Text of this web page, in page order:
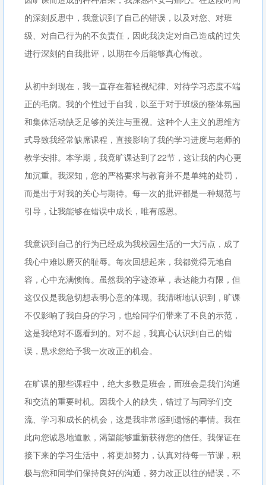
的深刻反思中，我意识到了自己的错误，以及对您、对班
级、对自己行为的不负责任，因此我决定对自己造成的过失
进行深刻的自我批评，以期在今后能够真心悔改。
从初中到现在，我一直存在着轻视纪律、对待学习态度不端
正的毛病。我的个性过于自我，以至于对于班级的整体氛围
和集体活动缺乏足够的关注与重视。这种个人主义的思维方
式导致我经常缺席课程，直接影响了我的学习进度与老师的
教学安排。本学期，我竟旷课达到了22节，这让我的内心更
加沉重。我深知，您的严格要求与教育并不是单纯的处罚，
而是出于对我的关心与期待。每一次的批评都是一种规范与
引导，让我能够在错误中成长，唯有感恩。
我意识到自己的行为已经成为我校园生活的一大污点，成了
我心中难以磨灭的耻辱。每次回想起来，我都觉得无地自
容，心中充满懊悔。虽然我的字迹潦草，表达能力有限，但
这仅仅是我急切想表明心意的体现。我清晰地认识到，旷课
不仅影响了我自身的学习，也给同学们带来了不良的示范，
这是我绝对不愿看到的。对不起，我真心认识到自己的错
误，恳求您给予我一次改正的机会。
在旷课的那些课程中，绝大多数是班会，而班会是我们沟通
和交流的重要时机。因我个人的缺失，错过了与同学们交
流、学习和成长的机会，这是我非常感到遗憾的事情。我在
此向您诚恳地道歉，渴望能够重新获得您的信任。我保证在
接下来的学习生活中，将更加努力，认真对待每一节课，积
极与您和同学们保持良好的沟通，努力改正以往的错误，不